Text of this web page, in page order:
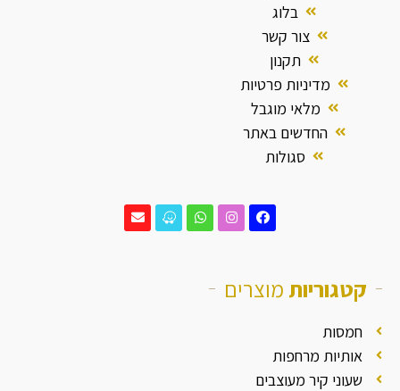
בלוג
צור קשר
תקנון
מדיניות פרטיות
מלאי מוגבל
החדשים באתר
סגולות
קטגוריותמוצרים
חמסות
אותיות מרחפות
שעוני קיר מעוצבים